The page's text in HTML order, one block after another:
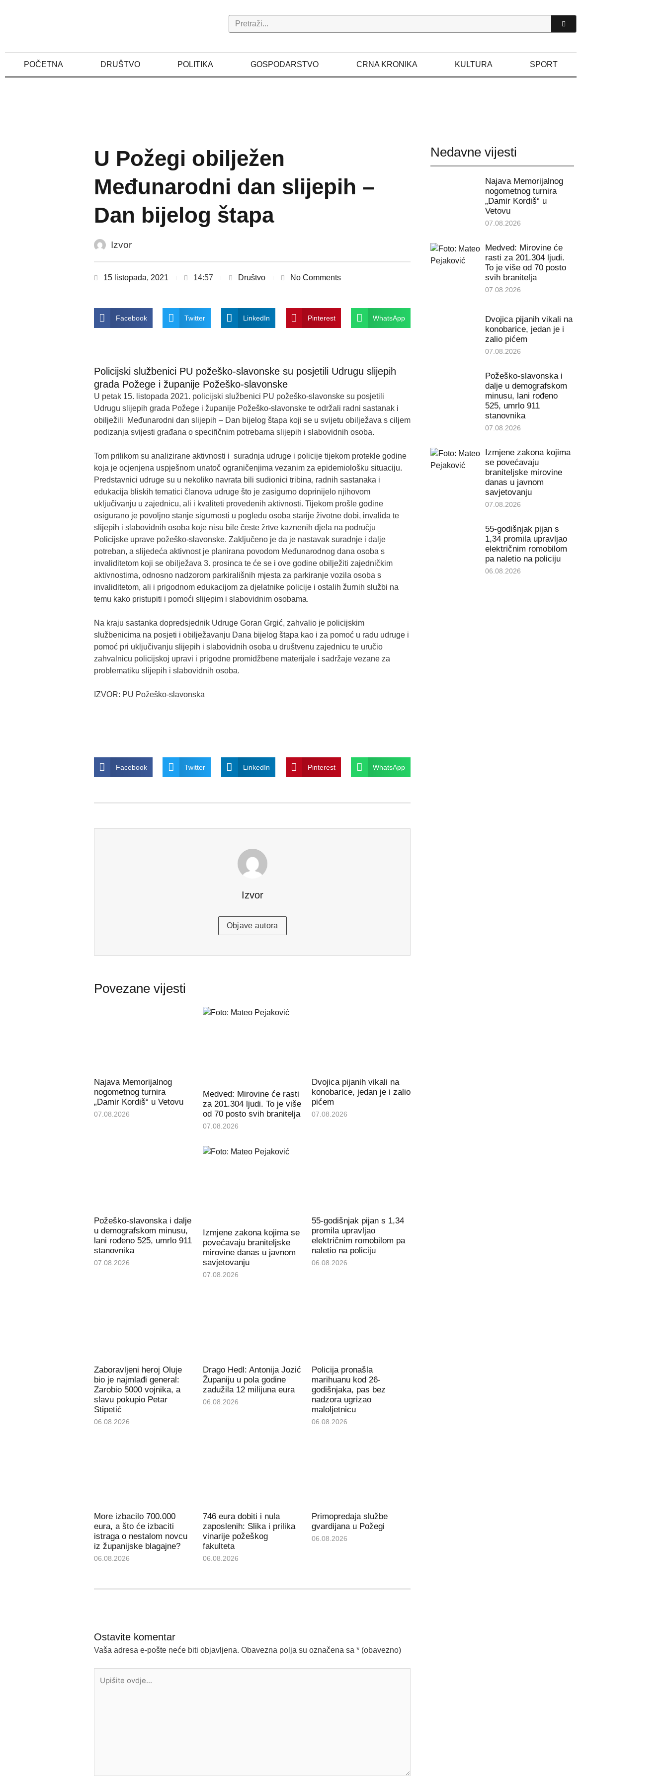
Search
POČETNA DRUŠTVO POLITIKA GOSPODARSTVO CRNA KRONIKA KULTURA SPORT
U Požegi obilježen
Međunarodni dan slijepih –
Dan bijelog štapa
Izvor
15 listopada, 2021 14:57 Društvo No Comments
Facebook Twitter LinkedIn Pinterest WhatsApp
Policijski službenici PU požeško-slavonske su posjetili Udrugu slijepih
grada Požege i županije Požeško-slavonske
U petak 15. listopada 2021. policijski službenici PU požeško-slavonske su posjetili
Udrugu slijepih grada Požege i županije Požeško-slavonske te održali radni sastanak i
obilježili Međunarodni dan slijepih – Dan bijelog štapa koji se u svijetu obilježava s ciljem
podizanja svijesti građana o specifičnim potrebama slijepih i slabovidnih osoba.
Tom prilikom su analizirane aktivnosti i suradnja udruge i policije tijekom protekle godine
koja je ocjenjena uspješnom unatoč ograničenjima vezanim za epidemiološku situaciju.
Predstavnici udruge su u nekoliko navrata bili sudionici tribina, radnih sastanaka i
edukacija bliskih tematici članova udruge što je zasigurno doprinijelo njihovom
uključivanju u zajednicu, ali i kvaliteti provedenih aktivnosti. Tijekom prošle godine
osigurano je povoljno stanje sigurnosti u pogledu osoba starije životne dobi, invalida te
slijepih i slabovidnih osoba koje nisu bile česte žrtve kaznenih djela na području
Policijske uprave požeško-slavonske. Zaključeno je da je nastavak suradnje i dalje
potreban, a slijedeća aktivnost je planirana povodom Međunarodnog dana osoba s
invaliditetom koji se obilježava 3. prosinca te će se i ove godine obilježiti zajedničkim
aktivnostima, odnosno nadzorom parkirališnih mjesta za parkiranje vozila osoba s
invaliditetom, ali i prigodnom edukacijom za djelatnike policije i ostalih žurnih službi na
temu kako pristupiti i pomoći slijepim i slabovidnim osobama.
Na kraju sastanka dopredsjednik Udruge Goran Grgić, zahvalio je policijskim
službenicima na posjeti i obilježavanju Dana bijelog štapa kao i za pomoć u radu udruge i
pomoć pri uključivanju slijepih i slabovidnih osoba u društvenu zajednicu te uručio
zahvalnicu policijskoj upravi i prigodne promidžbene materijale i sadržaje vezane za
problematiku slijepih i slabovidnih osoba.
IZVOR: PU Požeško-slavonska
Facebook Twitter LinkedIn Pinterest WhatsApp
Izvor
Objave autora
Povezane vijesti
Najava Memorijalnog
nogometnog turnira
„Damir Kordiš“ u Vetovu
07.08.2026
Medved: Mirovine će rasti
za 201.304 ljudi. To je više
od 70 posto svih branitelja
07.08.2026
Dvojica pijanih vikali na
konobarice, jedan je i zalio
pićem
07.08.2026
Požeško-slavonska i dalje
u demografskom minusu,
lani rođeno 525, umrlo 911
stanovnika
07.08.2026
Izmjene zakona kojima se
povećavaju braniteljske
mirovine danas u javnom
savjetovanju
07.08.2026
55-godišnjak pijan s 1,34
promila upravljao
električnim romobilom pa
naletio na policiju
06.08.2026
Zaboravljeni heroj Oluje
bio je najmlađi general:
Zarobio 5000 vojnika, a
slavu pokupio Petar
Stipetić
06.08.2026
Drago Hedl: Antonija Jozić
Županiju u pola godine
zadužila 12 milijuna eura
06.08.2026
Policija pronašla
marihuanu kod 26-
godišnjaka, pas bez
nadzora ugrizao
maloljetnicu
06.08.2026
More izbacilo 700.000
eura, a što će izbaciti
istraga o nestalom novcu
iz županijske blagajne?
06.08.2026
746 eura dobiti i nula
zaposlenih: Slika i prilika
vinarije požeškog
fakulteta
06.08.2026
Primopredaja službe
gvardijana u Požegi
06.08.2026
Ostavite komentar
Vaša adresa e-pošte neće biti objavljena. Obavezna polja su označena sa * (obavezno)
ovdje...
Nedavne vijesti
Najava Memorijalnog
nogometnog turnira
„Damir Kordiš“ u
Vetovu
07.08.2026
Medved: Mirovine će
rasti za 201.304 ljudi.
To je više od 70 posto
svih branitelja
07.08.2026
Dvojica pijanih vikali na
konobarice, jedan je i
zalio pićem
07.08.2026
Požeško-slavonska i
dalje u demografskom
minusu, lani rođeno
525, umrlo 911
stanovnika
07.08.2026
Izmjene zakona kojima
se povećavaju
braniteljske mirovine
danas u javnom
savjetovanju
07.08.2026
55-godišnjak pijan s
1,34 promila upravljao
električnim romobilom
pa naletio na policiju
06.08.2026